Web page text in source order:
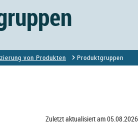
von Produkten Produktgruppen
Zuletzt aktualisiert am 05.08.2026